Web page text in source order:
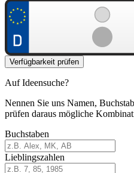
Verfügbarkeit prüfen
Auf Ideensuche?
Nennen Sie uns Namen,
prüfen daraus mögliche
Buchstaben
Lieblingszahlen